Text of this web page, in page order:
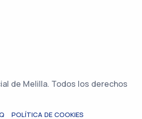
de Melilla. Todos los derechos
POLÍTICA DE COOKIES